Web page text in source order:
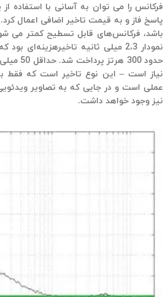
پاسخ فاز و به قیمت تاخیر اضافی اعمال
باشد،‌ فرکانس‌های قابل تسطیح کمتر می
نمودار 2،3 میلی ثانیه
نیاز است – این نوع تاخیر است که فقط
عملی است و در جایی که به تصاویر
نیز وجود خواهد داشت.